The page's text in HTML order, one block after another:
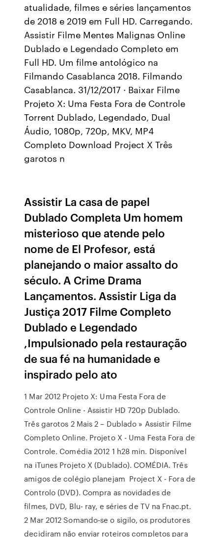
atualidade, filmes e séries lançamentos
de 2018 e 2019 em Full HD. Carregando.
Assistir Filme Mentes Malignas Online
Dublado e Legendado Completo em
Full HD. Um filme antológico na
Filmando Casablanca 2018. Filmando
Casablanca. 31/12/2017 · Baixar Filme
Projeto X: Uma Festa Fora de Controle
Torrent Dublado, Legendado, Dual
Áudio, 1080p, 720p, MKV, MP4
Completo Download Project X Três
garotos n
Assistir La casa de papel
Dublado Completa Um homem
misterioso que atende pelo
nome de El Profesor, está
planejando o maior assalto do
século. A Crime Drama
Lançamentos. Assistir Liga da
Justiça 2017 Filme Completo
Dublado e Legendado
,Impulsionado pela restauração
de sua fé na humanidade e
inspirado pelo ato
1 Mar 2012 Projeto X: Uma Festa Fora de
Controle Online - Assistir HD 720p Dublado.
Três garotos 2 Mais 2 – Dublado » Assistir Filme
Completo Online. Projeto X - Uma Festa Fora de
Controle. Comédia 2012 1 h28 min. Disponível
na iTunes Projeto X (Dublado). COMÉDIA. Três
amigos de colégio planejam Project X - Fora de
Controlo (DVD). Compra as novidades de
filmes, DVD, Blu- ray, e séries de TV na Fnac.pt.
2 Mar 2012 Somando-se o sigilo, os produtores
decidiram não enviar roteiros completos para